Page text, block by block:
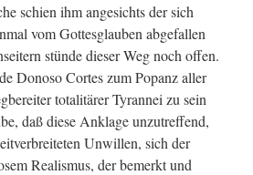
schien ihm angesichts der sich
vom Gottesglauben abgefallen
stünde dieser Weg noch offen.
Donoso Cortes zum Popanz aller
totalitärer Tyrannei zu sein
daß diese Anklage unzutreffend,
Unwillen, sich der
Realismus, der bemerkt und